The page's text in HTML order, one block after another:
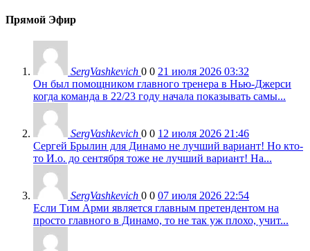
Прямой Эфир
SergVashkevich 0 0 21 июля 2026 03:32
Он был помощником главного тренера в Нью-Джерси
когда команда в 22/23 году начала показывать самы...
SergVashkevich 0 0 12 июля 2026 21:46
Сергей Брылин для Динамо не лучший вариант! Но кто-
то И.о. до сентября тоже не лучший вариант! На...
SergVashkevich 0 0 07 июля 2026 22:54
Если Тим Арми является главным претендентом на
просто главного в Динамо, то не так уж плохо, учит...